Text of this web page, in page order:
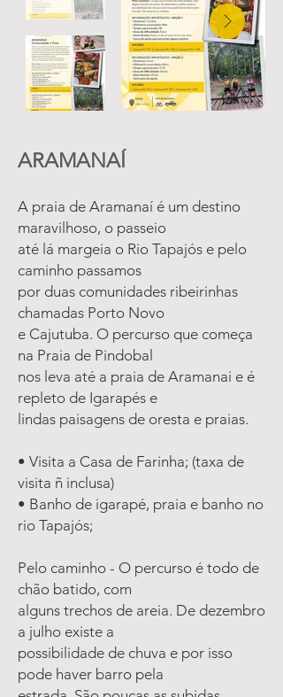
ARAMANAÍ
A praia de Aramanaí é um destino
maravilhoso, o passeio
até lá margeia o Rio Tapajós e pelo
caminho passamos
por duas comunidades ribeirinhas
chamadas Porto Novo
e Cajutuba. O percurso que começa
na Praia de Pindobal
nos leva até a praia de Aramanai e é
repleto de Igarapés e
lindas paisagens de oresta e praias.
• Visita a Casa de Farinha; (taxa de
visita ñ inclusa)
• Banho de igarapé, praia e banho no
rio Tapajós;
Pelo caminho - O percurso é todo de
chão batido, com
alguns trechos de areia. De dezembro
a julho existe a
possibilidade de chuva e por isso
pode haver barro pela